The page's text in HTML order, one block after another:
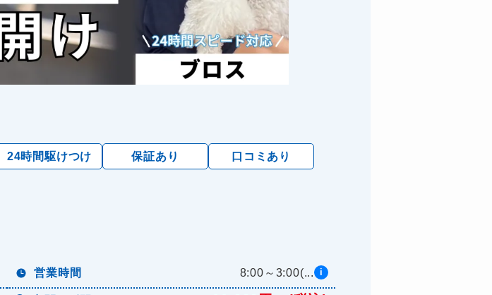
24時間駆けつけ 保証あり 口コミあり
営業時間 8:00～3:00(... i